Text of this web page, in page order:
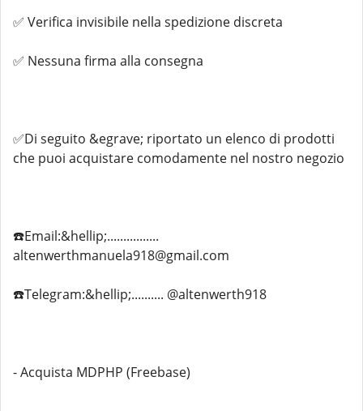
✅ Verifica invisibile nella spedizione discreta
✅ Nessuna firma alla consegna
✅Di seguito &egrave; riportato un elenco di prodotti
che puoi acquistare comodamente nel nostro negozio
☎️Email:&hellip;................
altenwerthmanuela918@gmail.com
☎️Telegram:&hellip;.......... @altenwerth918
- Acquista MDPHP (Freebase)